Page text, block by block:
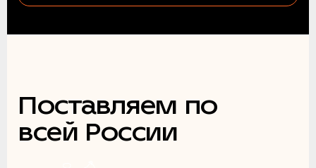
Поставляем по
всей России